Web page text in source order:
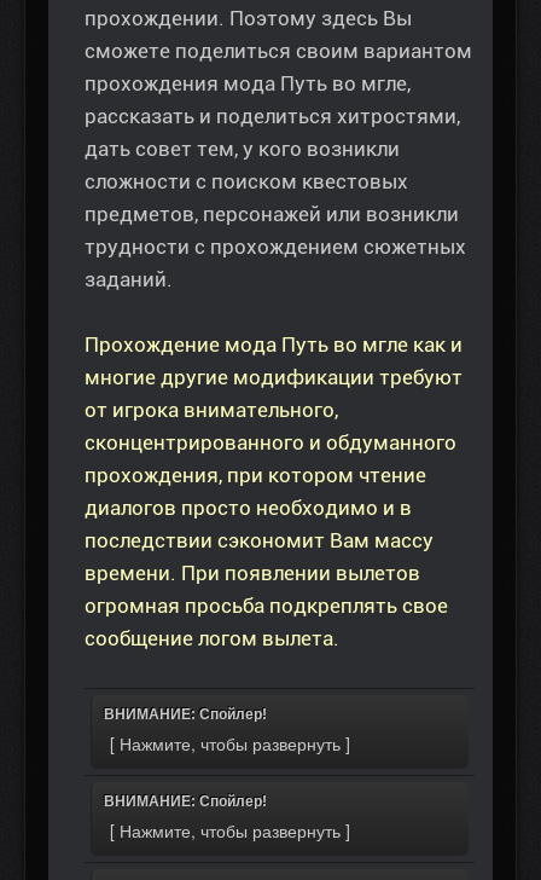
прохождении. Поэтому здесь Вы
сможете поделиться своим вариантом
прохождения мода Путь во мгле,
рассказать и поделиться хитростями,
дать совет тем, у кого возникли
сложности с поиском квестовых
предметов, персонажей или возникли
трудности с прохождением сюжетных
заданий.
Прохождение мода Путь во мгле как и
многие другие модификации требуют
от игрока внимательного,
сконцентрированного и обдуманного
прохождения, при котором чтение
диалогов просто необходимо и в
последствии сэкономит Вам массу
времени. При появлении вылетов
огромная просьба подкреплять свое
сообщение логом вылета.
ВНИМАНИЕ: Спойлер!
ВНИМАНИЕ: Спойлер!